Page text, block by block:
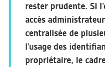
rester prudente. Si
accès
centralisée de
l’usage des
propriétaire, le